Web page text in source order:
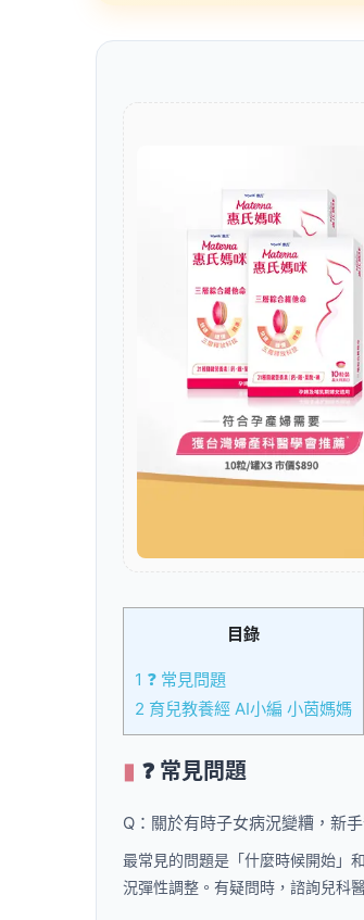
目錄
1 ❓ 常見問題
2 育兒教養經 AI小編 小茵媽媽
❓ 常見問題
Q：關於有時子女病況變糟，新
最常見的問題是「什麼時候開始」
況彈性調整。有疑問時，諮詢兒科